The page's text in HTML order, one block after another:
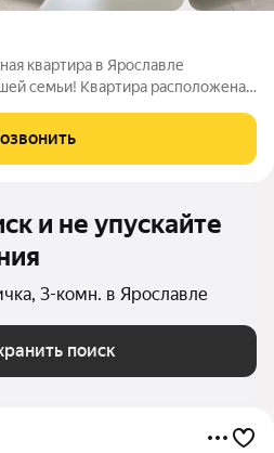
квартира в Ярославле
семьи! Квартира расположена
которых 46 кв. м жилая
и не упускайте
3-комн. в Ярославле
поиск